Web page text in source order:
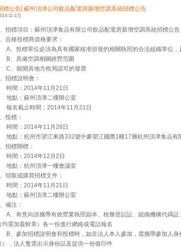
標公告] 蘇州頂津公司飲品配電房新增空調系統招標公告
11-17]
招標項目：蘇州頂津食品有限公司飲品配電房新增空調系統招標公告
合格投標商資格要求：
投標單位必須為具有國家核准頒發的相關執照的合法組織單位，
具備空調相關經營范圍
能開具地方稅局認可的發票
招標說明會：
間：2014年11月21日
點：蘇州頂津二樓辦公室
名截止時間：2014年11月21日
投標：
間：2014年11月28日
點：杭州市望江東路332號中豪望江國際1幢17層杭州頂津食品有
招標開標：
間：2014年12月2日
點：杭州頂津一樓會議室
領取或購買招標文件：
間：2014年11月21日
點：蘇州頂津二樓辦公室
備注：
有意向請攜帶有效營業執照副本、稅務登記証、組織機構代碼証
均需加蓋鮮章）各一份進行網絡或電話報名
參加招標說明會和投標時，如非法人本人參加，需攜帶參加人身
），法人隻需出示身份証及提供一份復印件